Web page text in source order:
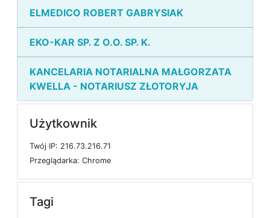
ELMEDICO ROBERT GABRYSIAK
EKO-KAR SP. Z O.O. SP. K.
KANCELARIA NOTARIALNA MAŁGORZATA
KWELLA - NOTARIUSZ ZŁOTORYJA
Użytkownik
Twój IP: 216.73.216.71
Przeglądarka: Chrome
Tagi